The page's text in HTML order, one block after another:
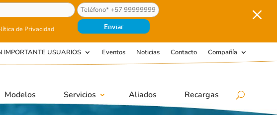
de Privacidad
M
IMPORTANTE USUARIOS Eventos Noticias Contacto Compañía
Modelos Servicios Aliados Recargas